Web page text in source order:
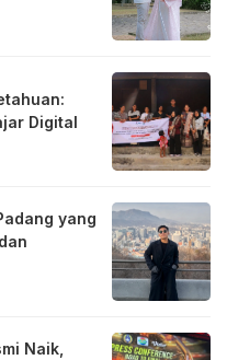
Digital
yang
Naik,